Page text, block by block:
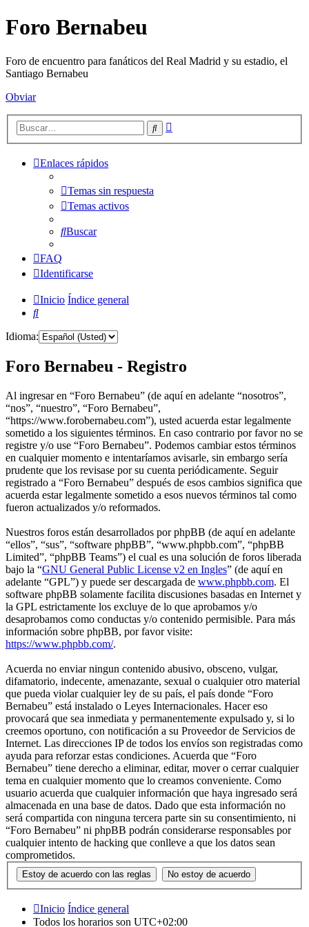
Foro Bernabeu
Foro de encuentro para fanáticos del Real Madrid y su estadio, el
Santiago Bernabeu
Obviar
Buscar
Enlaces rápidos
Temas sin respuesta
Temas activos
Buscar
FAQ
Identificarse
Inicio Índice general
Buscar
Idioma:
Foro Bernabeu - Registro
Al ingresar en “Foro Bernabeu” (de aquí en adelante “nosotros”,
“nos”, “nuestro”, “Foro Bernabeu”,
“https://www.forobernabeu.com”), usted acuerda estar legalmente
sometido a los siguientes términos. En caso contrario por favor no se
registre y/o use “Foro Bernabeu”. Podemos cambiar estos términos
en cualquier momento e intentaríamos avisarle, sin embargo sería
prudente que los revisase por su cuenta periódicamente. Seguir
registrado a “Foro Bernabeu” después de esos cambios significa que
acuerda estar legalmente sometido a esos nuevos términos tal como
fueron actualizados y/o reformados.
Nuestros foros están desarrollados por phpBB (de aquí en adelante
“ellos”, “sus”, “software phpBB”, “www.phpbb.com”, “phpBB
Limited”, “phpBB Teams”) el cual es una solución de foros liberada
bajo la “GNU General Public License v2 en Ingles” (de aquí en
adelante “GPL”) y puede ser descargada de www.phpbb.com. El
software phpBB solamente facilita discusiones basadas en Internet y
la GPL estrictamente los excluye de lo que aprobamos y/o
desaprobamos como conductas y/o contenido permisible. Para más
información sobre phpBB, por favor visite:
https://www.phpbb.com/.
Acuerda no enviar ningun contenido abusivo, obsceno, vulgar,
difamatorio, indecente, amenazante, sexual o cualquier otro material
que pueda violar cualquier ley de su país, el país donde “Foro
Bernabeu” está instalado o Leyes Internacionales. Hacer eso
provocará que sea inmediata y permanentemente expulsado y, si lo
creemos oportuno, con notificación a su Proveedor de Servicios de
Internet. Las direcciones IP de todos los envíos son registradas como
ayuda para reforzar estas condiciones. Acuerda que “Foro
Bernabeu” tiene derecho a eliminar, editar, mover o cerrar cualquier
tema en cualquier momento que lo creamos conveniente. Como
usuario acuerda que cualquier información que haya ingresado será
almacenada en una base de datos. Dado que esta información no
será compartida con ninguna tercera parte sin su consentimiento, ni
“Foro Bernabeu” ni phpBB podrán considerarse responsables por
cualquier intento de hacking que conlleve a que los datos sean
comprometidos.
Inicio Índice general
Todos los horarios son UTC+02:00